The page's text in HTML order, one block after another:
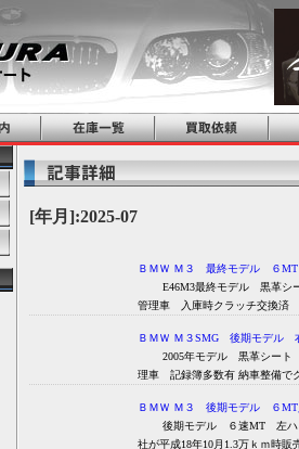
[年月]:2025-07
ＢＭＷ Ｍ３ 最終モデル ６
E46M3最終モデル 黒革シ
管理車 入庫時
ＢＭＷ Ｍ３SMG 後期モデル
2005年モデル 黒革シート
理車 記録簿多数有
ＢＭＷ Ｍ３ 後期モデル ６MT
後期モデル ６速MT 左ハ
社が平成18年10月1.3万ｋｍ時